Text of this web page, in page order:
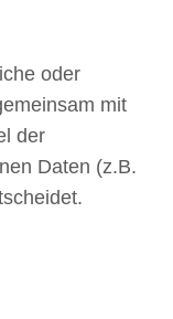
oder
mit
der
Daten (z.B.